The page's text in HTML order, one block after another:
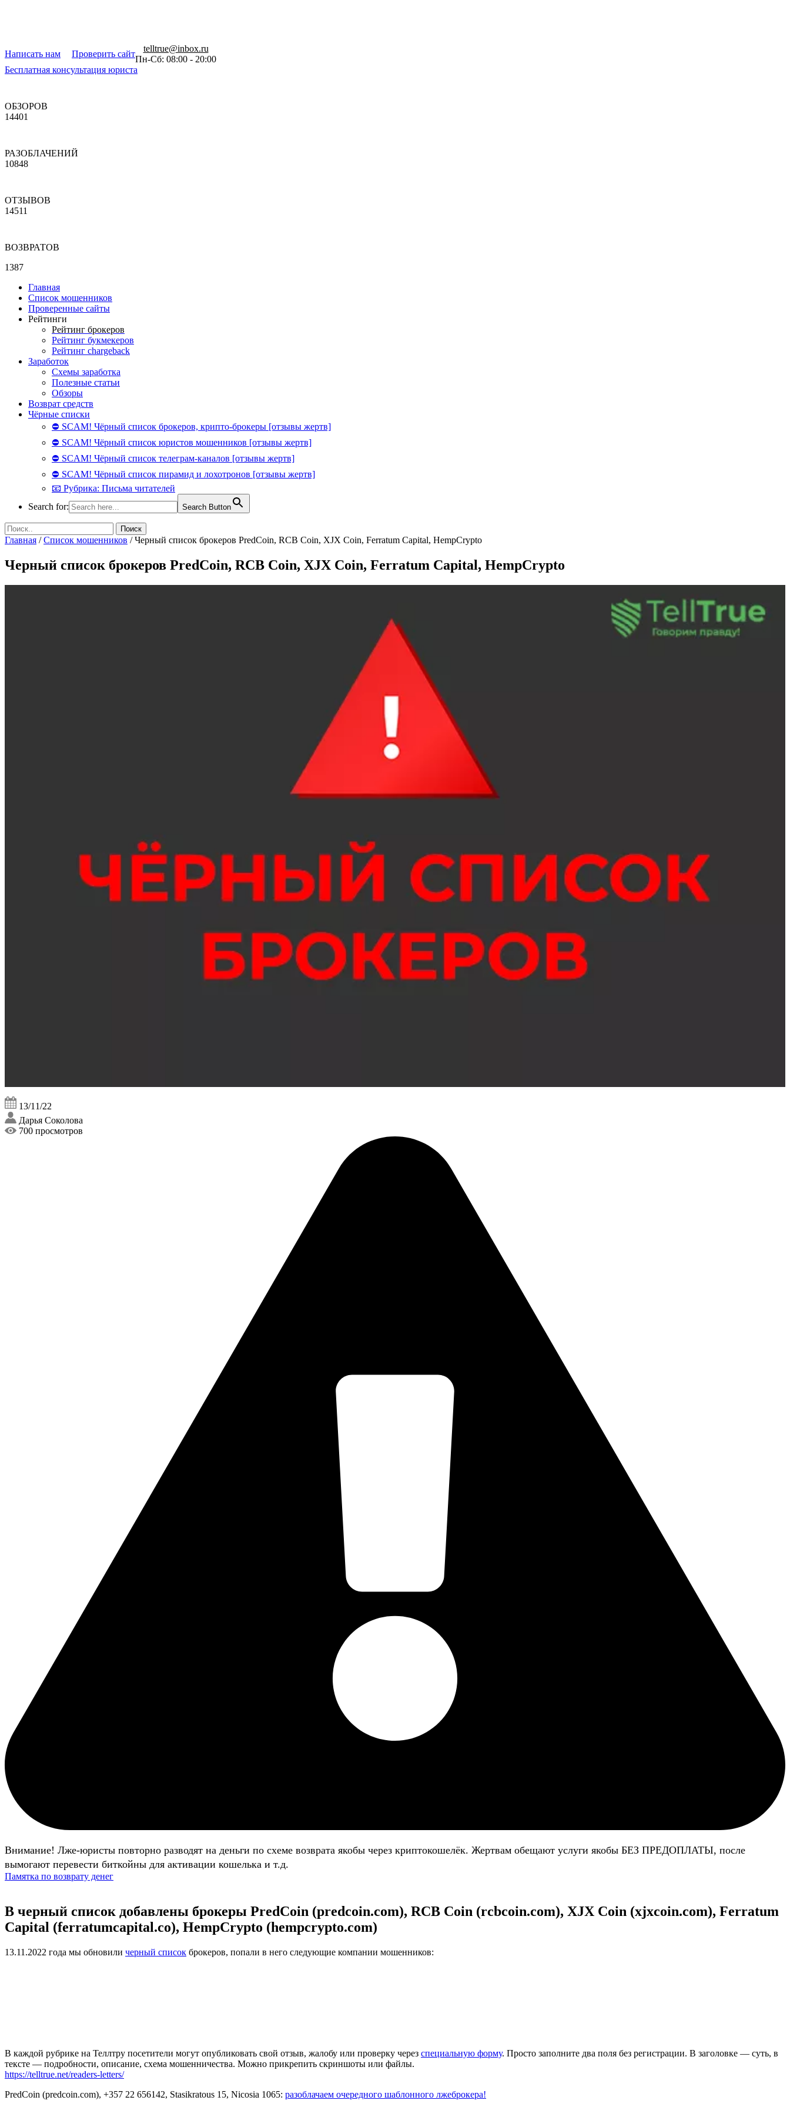
Написать нам Проверить сайт
telltrue@inbox.ru
Пн-Сб: 08:00 - 20:00
Бесплатная консультация юриста
ОБЗОРОВ
14401
РАЗОБЛАЧЕНИЙ
10848
ОТЗЫВОВ
14511
ВОЗВРАТОВ
1387
Главная
Список мошенников
Проверенные сайты
Рейтинги
Рейтинг брокеров
Рейтинг букмекеров
Рейтинг chargeback
Заработок
Схемы заработка
Полезные статьи
Обзоры
Возврат средств
Чёрные списки
⛔ SCAM! Чёрный список брокеров, крипто-брокеры [отзывы жертв]
⛔ SCAM! Чёрный список юристов мошенников [отзывы жертв]
⛔ SCAM! Чёрный список телеграм-каналов [отзывы жертв]
⛔ SCAM! Чёрный список пирамид и лохотронов [отзывы жертв]
📧 Рубрика: Письма читателей
Search for:
Search Button
Главная /Список мошенников /Черный список брокеров PredCoin, RCB Coin, XJX Coin, Ferratum Capital, HempCrypto
Черный список брокеров PredCoin, RCB Coin, XJX Coin, Ferratum Capital, HempCrypto
13/11/22
Дарья Соколова
700 просмотров
Внимание! Лже-юристы повторно разводят на деньги по схеме возврата якобы через криптокошелёк. Жертвам обещают услуги якобы БЕЗ ПРЕДОПЛАТЫ, после
вымогают перевести биткойны для активации кошелька и т.д.
Памятка по возврату денег
В черный список добавлены брокеры PredCoin (predcoin.com), RCB Coin (rcbcoin.com), XJX Coin (xjxcoin.com), Ferratum
Capital (ferratumcapital.co), HempCrypto (hempcrypto.com)
13.11.2022 года мы обновили черный список брокеров, попали в него следующие компании мошенников:
В каждой рубрике на Теллтру посетители могут опубликовать свой отзыв, жалобу или проверку через специальную форму. Просто заполните два поля без регистрации. В заголовке — суть, в
тексте — подробности, описание, схема мошенничества. Можно прикрепить скриншоты или файлы.
https://telltrue.net/readers-letters/
PredCoin (predcoin.com), +357 22 656142, Stasikratous 15, Nicosia 1065: разоблачаем очередного шаблонного лжеброкера!